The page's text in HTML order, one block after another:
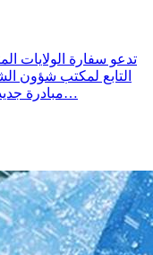
تدعو سفارة الولايات
التابع لمكتب شؤون
مبادرة جديدة كبرى تهدف إلى دعم الاستثمار الشفاف…